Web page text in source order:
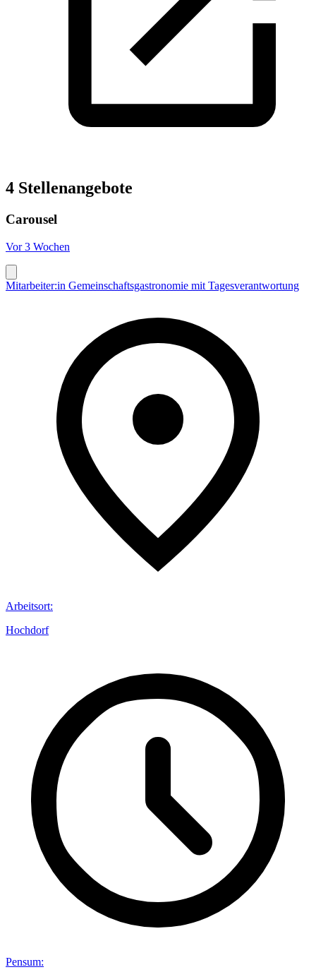
4 Stellenangebote
Carousel
Vor 3 Wochen
Mitarbeiter:in Gemeinschaftsgastronomie mit Tagesverantwortung
Arbeitsort:
Hochdorf
Pensum: